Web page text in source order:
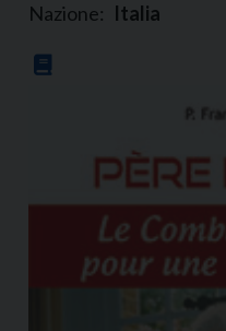
Nazione: Italia